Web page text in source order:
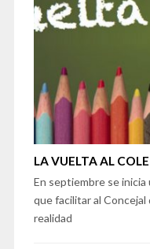
LA VUELTA AL
En septiembre se inicia
que facilitar al Concejal
realidad